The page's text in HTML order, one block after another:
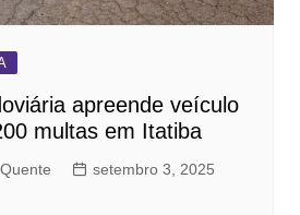
apreende veículo
multas em Itatiba
setembro 3, 2025